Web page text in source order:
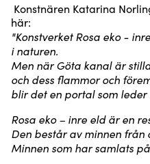
Konstnären Katarina
här:
"Konstverket Rosa eko -
i naturen.
Men när Göta kanal är
och dess flammor och
blir det en portal som
Rosa eko – inre eld är en
Den består av minnen från
Minnen som har samlats